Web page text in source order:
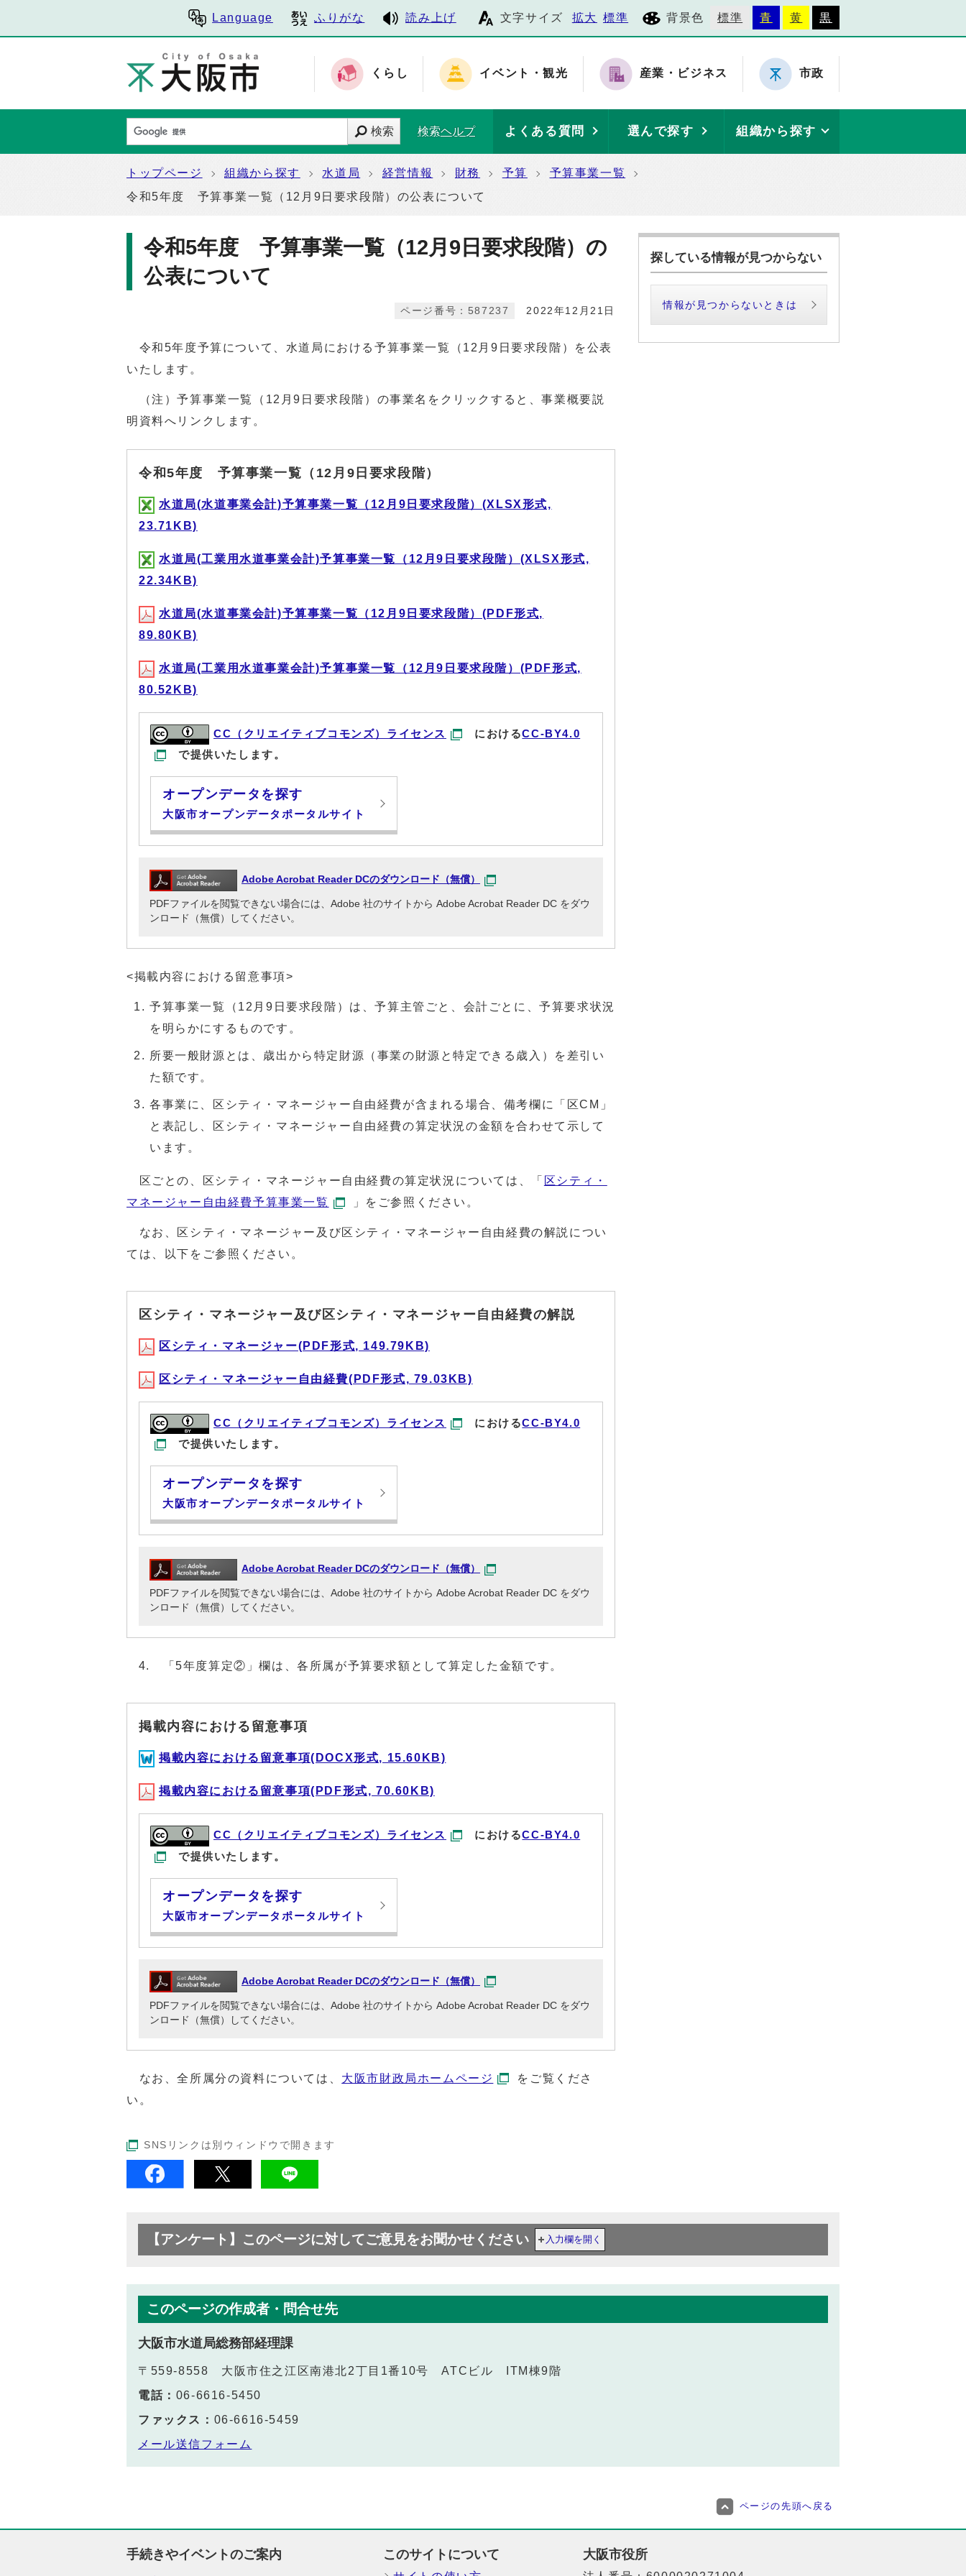
Language ふりがな 読み上げ 文字サイズ 拡大 標準 背景色 標準 青 黄 黒
くらし イベント・観光 産業・ビジネス 市政
検索 検索ヘルプ よくある質問 選んで探す 組織から探す
トップページ 組織から探す 水道局 経営情報 財務 予算
予算事業一覧
令和5年度 予算事業一覧（12月9日要求段階）の公表について
令和5年度 予算事業一覧（12月9日要求段階）の
公表について
2022年12月21日
ページ番号：587237
令和5年度予算について、水道局における予算事業一覧（12月9日要求段階）を公表
いたします。
（注）予算事業一覧（12月9日要求段階）の事業名をクリックすると、事業概要説
明資料へリンクします。
令和5年度 予算事業一覧（12月9日要求段階）
水道局(水道事業会計)予算事業一覧（12月9日要求段階）(XLSX形式,
23.71KB)
水道局(工業用水道事業会計)予算事業一覧（12月9日要求段階）(XLSX形式,
22.34KB)
水道局(水道事業会計)予算事業一覧（12月9日要求段階）(PDF形式,
89.80KB)
水道局(工業用水道事業会計)予算事業一覧（12月9日要求段階）(PDF形式,
80.52KB)
CC（クリエイティブコモンズ）ライセンス におけるCC-BY4.0
で提供いたします。
オープンデータを探す
大阪市オープンデータポータルサイト
Adobe Acrobat Reader DCのダウンロード（無償）
PDFファイルを閲覧できない場合には、Adobe 社のサイトから Adobe Acrobat Reader DC をダウ
ンロード（無償）してください。
<掲載内容における留意事項>
予算事業一覧（12月9日要求段階）は、予算主管ごと、会計ごとに、予算要求状況
を明らかにするものです。
所要一般財源とは、歳出から特定財源（事業の財源と特定できる歳入）を差引い
た額です。
各事業に、区シティ・マネージャー自由経費が含まれる場合、備考欄に「区CM」
と表記し、区シティ・マネージャー自由経費の算定状況の金額を合わせて示して
います。
区ごとの、区シティ・マネージャー自由経費の算定状況については、「 区シティ・
マネージャー自由経費予算事業一覧
」をご参照ください。
なお、区シティ・マネージャー及び区シティ・マネージャー自由経費の解説につい
ては、以下をご参照ください。
区シティ・マネージャー及び区シティ・マネージャー自由経費の解説
区シティ・マネージャー(PDF形式, 149.79KB)
区シティ・マネージャー自由経費(PDF形式, 79.03KB)
CC（クリエイティブコモンズ）ライセンス におけるCC-BY4.0
で提供いたします。
オープンデータを探す
大阪市オープンデータポータルサイト
Adobe Acrobat Reader DCのダウンロード（無償）
PDFファイルを閲覧できない場合には、Adobe 社のサイトから Adobe Acrobat Reader DC をダウ
ンロード（無償）してください。
4. 「5年度算定②」欄は、各所属が予算要求額として算定した金額です。
掲載内容における留意事項
掲載内容における留意事項(DOCX形式, 15.60KB)
掲載内容における留意事項(PDF形式, 70.60KB)
CC（クリエイティブコモンズ）ライセンス におけるCC-BY4.0
で提供いたします。
オープンデータを探す
大阪市オープンデータポータルサイト
Adobe Acrobat Reader DCのダウンロード（無償）
PDFファイルを閲覧できない場合には、Adobe 社のサイトから Adobe Acrobat Reader DC をダウ
ンロード（無償）してください。
なお、全所属分の資料については、 大阪市財政局ホームページ
をご覧くださ
い。
SNSリンクは別ウィンドウで開きます
探している情報が見つからない
情報が見つからないときは
【アンケート】このページに対してご意見をお聞かせください 入力欄を開く
このページの作成者・問合せ先
大阪市水道局総務部経理課
〒559-8558 大阪市住之江区南港北2丁目1番10号 ATCビル ITM棟9階
電話： 06-6616-5450
ファックス： 06-6616-5459
メール送信フォーム
ページの先頭へ戻る
手続きやイベントのご案内 このサイトについて 大阪市役所